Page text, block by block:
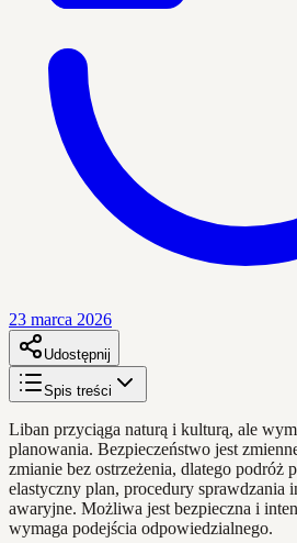
23 marca 2026
Udostępnij
Spis treści
Liban przyciąga naturą i kulturą, ale
planowania. Bezpieczeństwo jest
zmianie bez ostrzeżenia, dlatego podróż
elastyczny plan, procedury sprawdzania
awaryjne. Możliwa jest bezpieczna i
wymaga podejścia odpowiedzialnego.